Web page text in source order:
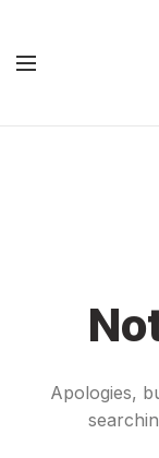
Apologies,